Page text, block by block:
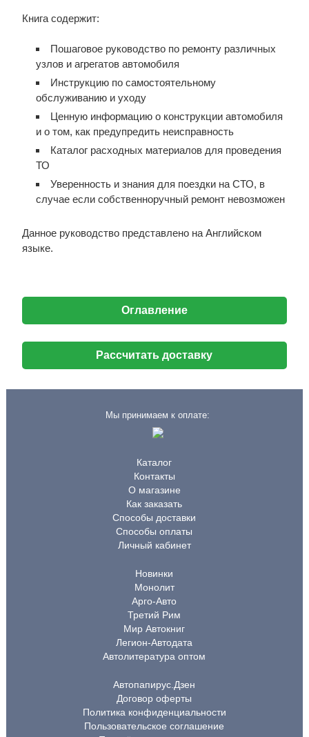
Книга содержит:
Пошаговое руководство по ремонту различных
узлов и агрегатов автомобиля
Инструкцию по самостоятельному
обслуживанию и уходу
Ценную информацию о конструкции автомобиля
и о том, как предупредить неисправность
Каталог расходных материалов для проведения
ТО
Уверенность и знания для поездки на СТО, в
случае если собственноручный ремонт невозможен
Данное руководство представлено на Английском
языке.
Оглавление
Рассчитать доставку
Мы принимаем к оплате:
Каталог
Контакты
О магазине
Как заказать
Способы доставки
Способы оплаты
Личный кабинет
Новинки
Монолит
Арго-Авто
Третий Рим
Мир Автокниг
Легион-Автодата
Автолитература оптом
Автопапирус.Дзен
Договор оферты
Политика конфиденциальности
Пользовательское соглашение